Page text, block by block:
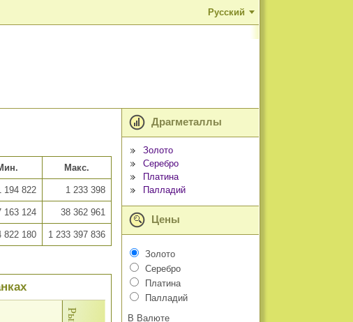
Русский
Макс.
194 822 1 233 398
163 124 38 362 961
822 180 1 233 397 836
Драгметаллы
Золото
Серебро
Платина
Палладий
Цены
Золото
Серебро
Платина
Палладий
В Валюте